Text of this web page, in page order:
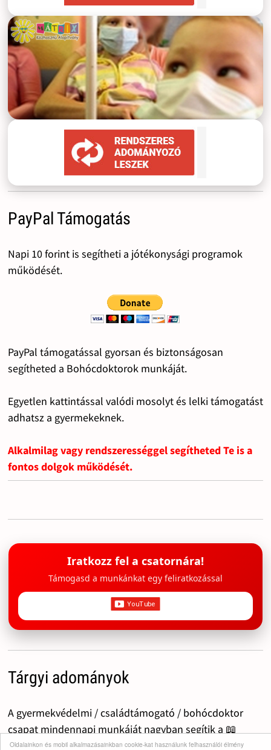
Oldalainkon és mobil alkalmazásainkban cookie-kat használunk felhasználói élmény
PayPal Támogatás
Napi 10 forint is segítheti a jótékonysági programok
működését.
PayPal támogatással gyorsan és biztonságosan
segítheted a Bohócdoktorok munkáját.
Egyetlen kattintással valódi mosolyt és lelki támogatást
adhatsz a gyermekeknek.
Alkalmilag vagy rendszerességgel segítheted Te is a
fontos dolgok működését.
Iratkozz fel a csatornára!
Támogasd a munkánkat egy feliratkozással
Tárgyi adományok
A gyermekvédelmi / családtámogató / bohócdoktor
csapat mindennapi munkáját nagyban segítik a 📖
mesekönyvek, 🧸 játékok, foglalkoztató ✍️📒 füzetek,